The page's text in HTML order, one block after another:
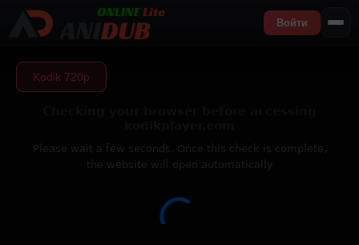
Войти
Kodik 720р